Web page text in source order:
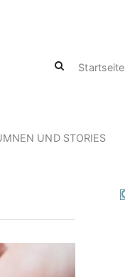
Startseite
UND STORIES